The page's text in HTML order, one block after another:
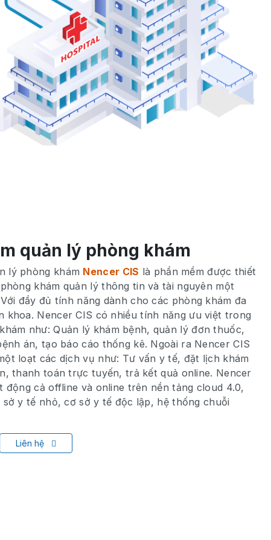
quản lý phòng khám
lý phòng khám Nencer CIS là phần mềm được thiết
khám quản lý thông tin và tài nguyên một
đầy đủ tính năng dành cho các phòng khám đa
khoa. Nencer CIS có nhiều tính năng ưu việt trong
như: Quản lý khám bệnh, quản lý đơn thuốc,
án, tạo báo cáo thống kê. Ngoài ra Nencer CIS
loạt các dịch vụ như: Tư vấn y tế, đặt lịch khám
thanh toán trực tuyến, trả kết quả online. Nencer
động cả offline và online trên nền tảng cloud 4.0,
y tế nhỏ, cơ sở y tế độc lập, hệ thống chuỗi
Liên hệ